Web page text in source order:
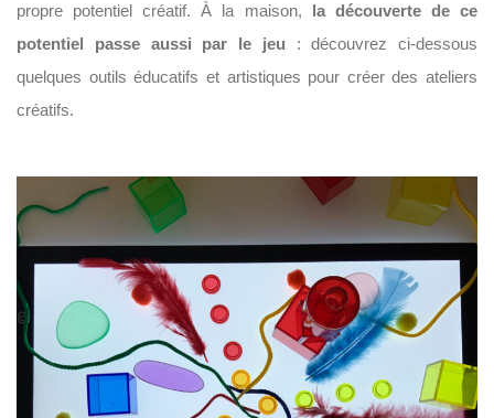
propre potentiel créatif. À la maison, la découverte de ce
potentiel passe aussi par le jeu : découvrez ci-dessous
quelques outils éducatifs et artistiques pour créer des ateliers
créatifs.